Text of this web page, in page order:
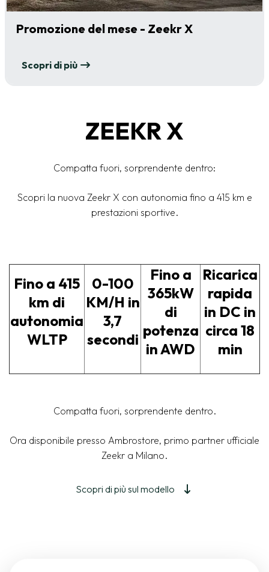
Promozione del mese - Zeekr X
Scopri di più
ZEEKR X
Compatta fuori, sorprendente dentro:
Scopri la nuova Zeekr X con autonomia fino a 415 km e
prestazioni sportive.
Fino a 415
km di
autonomia
WLTP
0-100
KM/H in
3,7
secondi
Fino a
365kW
di
potenza
in AWD
Ricarica
rapida
in DC in
circa 18
min
Compatta fuori, sorprendente dentro.
Ora disponibile presso Ambrostore, primo partner ufficiale
Zeekr a Milano.
Scopri di più sul modello